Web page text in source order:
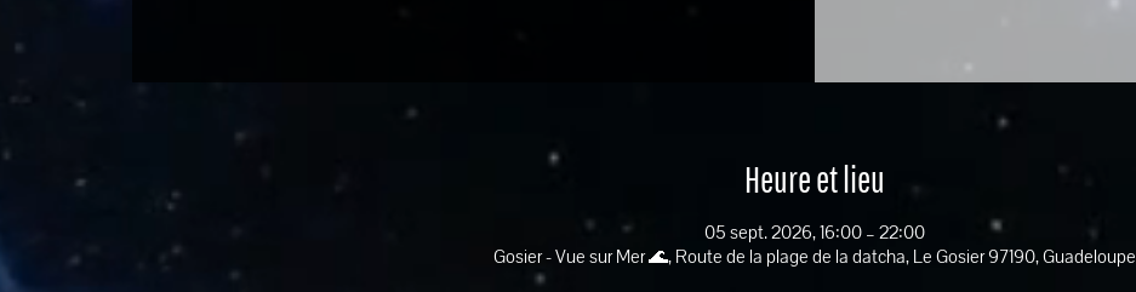
Heure et lieu
05 sept. 2026, 16:00 – 22:00
Gosier - Vue sur Mer 🌊, Route de la plage de la datcha, Le Gosier 97190, Guadeloupe